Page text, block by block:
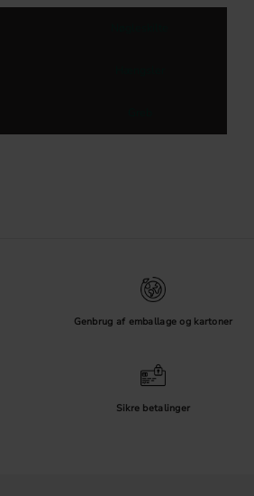
Genbrug af emballage og kartoner
Sikre betalinger